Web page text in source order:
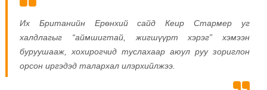
Их Британийн Ерөнхий сайд Кеир Стармер уг
халдлагыг “аймшигтай, жигшүүрт хэрэг” хэмээн
буруушааж, хохирогчид туслахаар аюул руу зориглон
орсон иргэдэд талархал илэрхийлжээ.